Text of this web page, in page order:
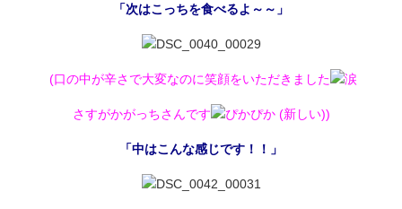
「次はこっちを食べるよ～～」
(口の中が辛さで大変なのに笑顔をいただきました
さすがかがっちさんです )
「中はこんな感じです！！」